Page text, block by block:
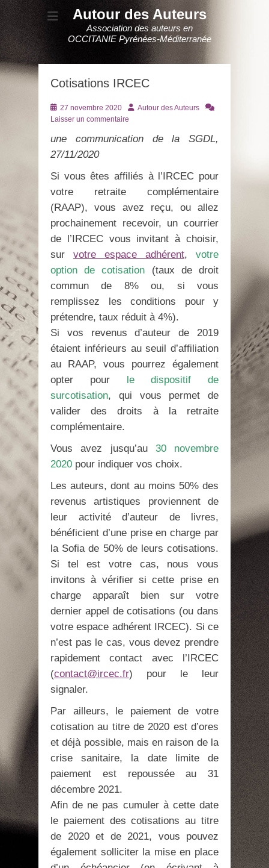
Autour des Auteurs
Association des auteurs en
OCCITANIE Pyrénées-Méditerranée
Cotisations IRCEC
Posté
le
27 novembre 2020 AuteurAutour des Auteurs
Laisser un commentaire
une communication de la SGDL,
27/11/2020
Si vous êtes affiliés à l’IRCEC pour
votre retraite complémentaire
(RAAP), vous avez reçu, ou allez
prochainement recevoir, un courrier
de l’IRCEC vous invitant à choisir,
sur votre espace adhérent, votre
option de cotisation (taux de droit
commun de 8% ou, si vous
remplissez les conditions pour y
prétendre, taux réduit à 4%).
Si vos revenus d’auteur de 2019
étaient inférieurs au seuil d’affiliation
au RAAP, vous pourrez également
opter pour le dispositif de
surcotisation, qui vous permet de
valider des droits à la retraite
complémentaire.
Vous avez jusqu’au 30 novembre
2020 pour indiquer vos choix.
Les auteurs, dont au moins 50% des
revenus artistiques proviennent de
leur activité d’auteur de livres,
bénéficient d’une prise en charge par
la Sofia de 50% de leurs cotisations.
Si tel est votre cas, nous vous
invitons à vérifier si cette prise en
charge apparaît bien sur votre
dernier appel de cotisations (ou dans
votre espace adhérent IRCEC). Si ce
n’est pas le cas, vous devez prendre
rapidement contact avec l’IRCEC
(contact@ircec.fr) pour le leur
signaler.
Par ailleurs, le paiement de votre
cotisation au titre de 2020 est d’ores
et déjà possible, mais en raison de la
crise sanitaire, la date limite de
paiement est repoussée au 31
décembre 2021.
Afin de ne pas cumuler à cette date
le paiement des cotisations au titre
de 2020 et de 2021, vous pouvez
également solliciter la mise en place